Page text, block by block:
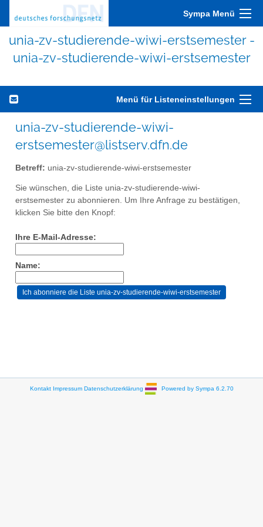
Sympa Menü
unia-zv-studierende-wiwi-erstsemester -
unia-zv-studierende-wiwi-erstsemester
Menü für Listeneinstellungen
unia-zv-studierende-wiwi-
erstsemester@listserv.dfn.de
Betreff: unia-zv-studierende-wiwi-erstsemester
Sie wünschen, die Liste unia-zv-studierende-wiwi-
erstsemester zu abonnieren. Um Ihre Anfrage zu bestätigen,
klicken Sie bitte den Knopf:
Ihre E-Mail-Adresse:
Name:
Kontakt Impressum Datenschutzerklärung Powered by Sympa 6.2.70